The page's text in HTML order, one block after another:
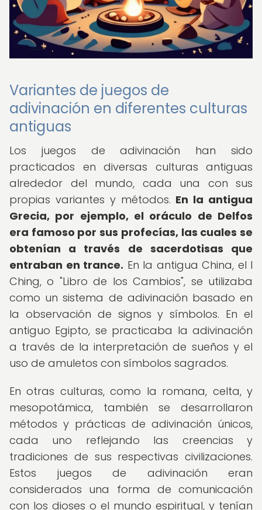
Variantes de juegos de
adivinación en diferentes culturas
antiguas
Los juegos de adivinación han sido
practicados en diversas culturas antiguas
alrededor del mundo, cada una con sus
propias variantes y métodos. En la antigua
Grecia, por ejemplo, el oráculo de Delfos
era famoso por sus profecías, las cuales se
obtenían a través de sacerdotisas que
entraban en trance. En la antigua China, el I
Ching, o "Libro de los Cambios", se utilizaba
como un sistema de adivinación basado en
la observación de signos y símbolos. En el
antiguo Egipto, se practicaba la adivinación
a través de la interpretación de sueños y el
uso de amuletos con símbolos sagrados.
En otras culturas, como la romana, celta, y
mesopotámica, también se desarrollaron
métodos y prácticas de adivinación únicos,
cada uno reflejando las creencias y
tradiciones de sus respectivas civilizaciones.
Estos juegos de adivinación eran
considerados una forma de comunicación
con los dioses o el mundo espiritual, y tenían